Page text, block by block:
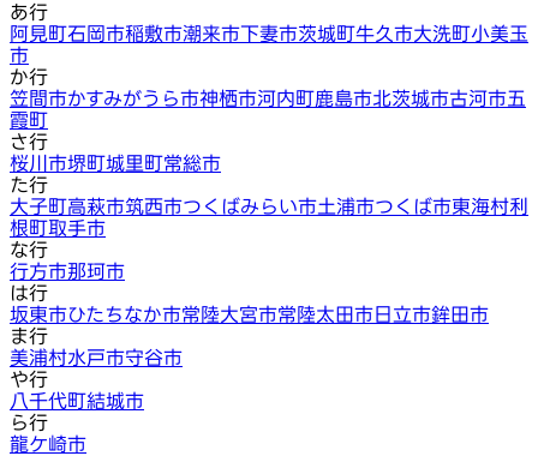
あ行
阿見町石岡市稲敷市潮来市下妻市茨城町牛久市大洗町小美玉
市
か行
笠間市かすみがうら市神栖市河内町鹿島市北茨城市古河市五
霞町
さ行
桜川市堺町城里町常総市
た行
大子町高萩市筑西市つくばみらい市土浦市つくば市東海村利
根町取手市
な行
行方市那珂市
は行
坂東市ひたちなか市常陸大宮市常陸太田市日立市鉾田市
ま行
美浦村水戸市守谷市
や行
八千代町結城市
ら行
龍ケ崎市